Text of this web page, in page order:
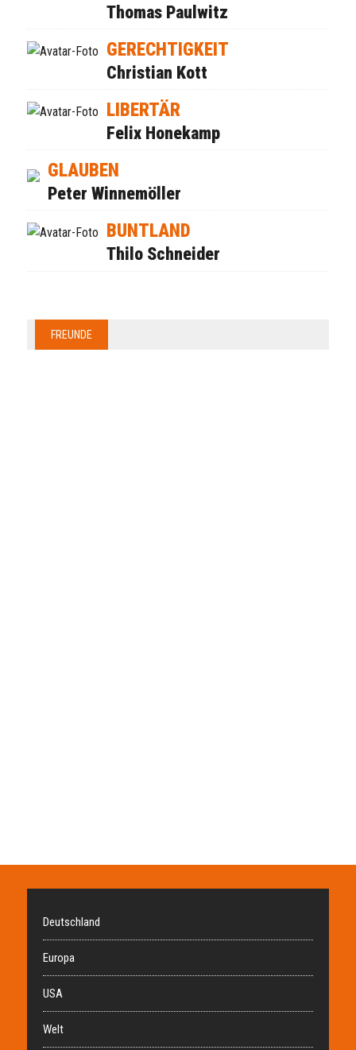
Thomas Paulwitz
GERECHTIGKEIT
Christian Kott
LIBERTÄR
Felix Honekamp
GLAUBEN
Peter Winnemöller
BUNTLAND
Thilo Schneider
FREUNDE
Deutschland
Europa
USA
Welt